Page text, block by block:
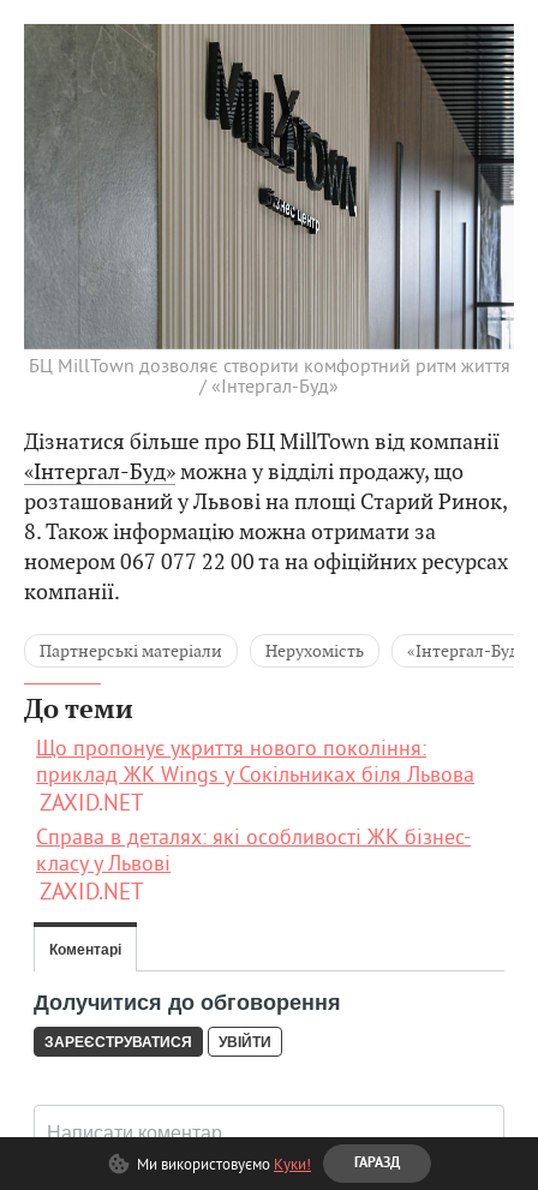
БЦ MillTown дозволяє створити комфортний ритм життя
/ «Інтергал-Буд»
Дізнатися більше про БЦ MillTown від компанії
«Інтергал-Буд»можна у відділі продажу, що
розташований у Львові на площі Старий Ринок,
8. Також інформацію можна отримати за
номером 067 077 22 00 та на офіційних ресурсах
компанії.
Партнерські матеріали Нерухомість «Інтергал-Буд»
До теми
Що пропонує укриття нового покоління:
приклад ЖК Wings у Сокільниках біля Львова
ZAXID.NET
Справа в деталях: які особливості ЖК бізнес-
класу у Львові
ZAXID.NET
Ми використовуємо Куки! ГАРАЗД